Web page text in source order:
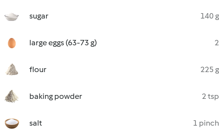
sugar 140 g
large eggs (63-73 g) 2
flour 225 g
baking powder 2 tsp
salt 1 pinch